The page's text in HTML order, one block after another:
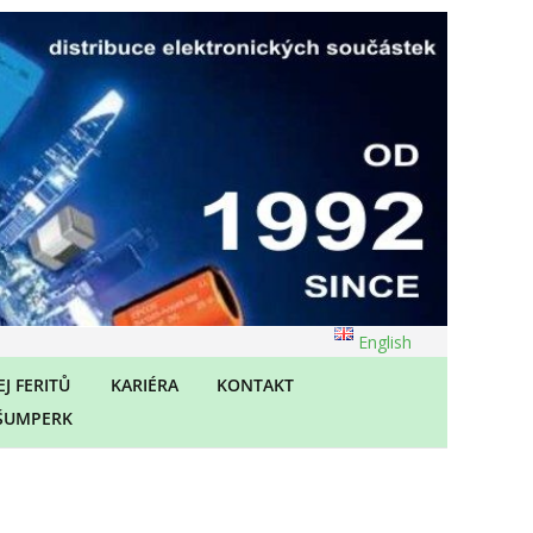
English
FERITŮ
KARIÉRA KONTAKT